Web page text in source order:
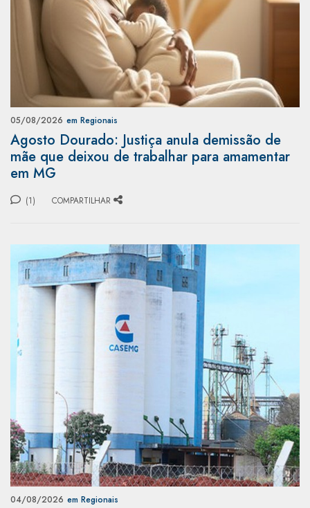
05/08/2026 em Regionais
Agosto Dourado: Justiça anula demissão de
mãe que deixou de trabalhar para amamentar
em MG
(1) COMPARTILHAR
04/08/2026 em Regionais